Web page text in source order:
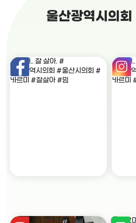
울산광역시의회